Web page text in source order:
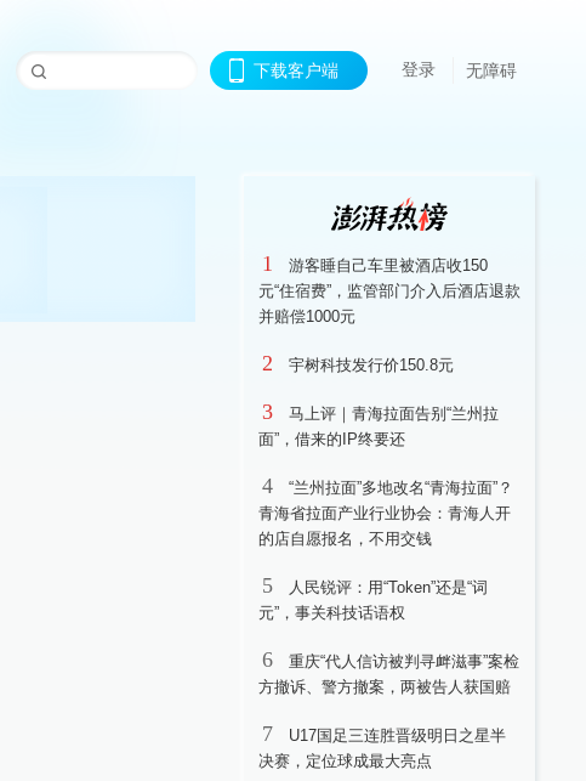
下载客户端 登录 无障碍
1
游客睡自己车里被酒店收150
元“住宿费”，监管部门介入后酒店退款
并赔偿1000元
2 宇树科技发行价150.8元
3
马上评｜青海拉面告别“兰州拉
面”，借来的IP终要还
4
“兰州拉面”多地改名“青海拉面”？
青海省拉面产业行业协会：青海人开
的店自愿报名，不用交钱
5
人民锐评：用“Token”还是“词
元”，事关科技话语权
6
重庆“代人信访被判寻衅滋事”案检
方撤诉、警方撤案，两被告人获国赔
7
U17国足三连胜晋级明日之星半
决赛，定位球成最大亮点